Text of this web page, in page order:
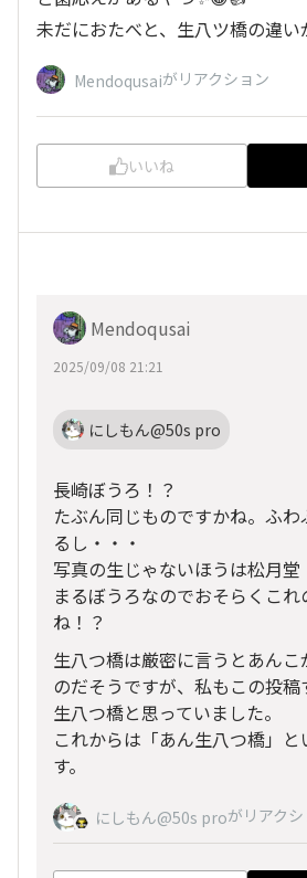
未だにおたべと、生八ツ橋の違
Mendoqusaiがリアクション
いいね
Mendoqusai
2025/09/08 21:21
にしもん@50s pro
長崎ぼうろ！？
たぶん同じものですかね。ふ
るし・・・
写真の生じゃないほうは松月
まるぼうろなのでおそらくこ
ね！？
生八つ橋は厳密に言うとあんこ
のだそうですが、私もこの投
生八つ橋と思っていました。
これからは「あん生八つ橋」
す。
にしもん@50s proがリアク